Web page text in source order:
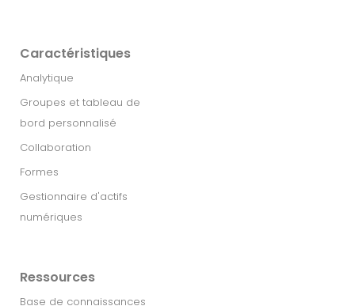
Caractéristiques
Analytique
Groupes et tableau de
bord personnalisé
Collaboration
Formes
Gestionnaire d'actifs
numériques
Ressources
Base de connaissances